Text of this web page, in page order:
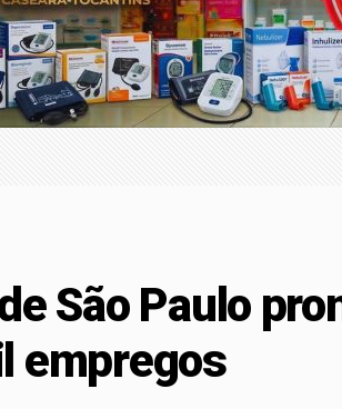
Entenda o que muda com a nova Lei do
Retiradas da poupança superam
Ninguém acerta Mega-Sena; prêmio
São Paulo
empregos